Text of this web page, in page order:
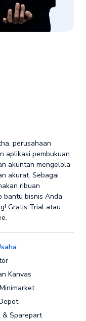
perusahaan
aplikasi pembukuan
akuntan mengelola
akurat. Sebagai
ribuan
bantu bisnis Anda
Gratis Trial atau
Kanvas
& Sparepart